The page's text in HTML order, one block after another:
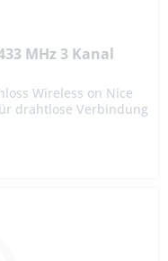
MHz 3 Kanal
Wireless on Nice
drahtlose Verbindung